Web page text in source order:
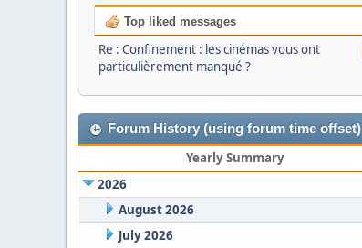
Top liked messages
Re : Confinement : les cinémas vous ont
particulièrement manqué ?
Forum History (using forum time offset)
Yearly Summary
2026
August 2026
July 2026